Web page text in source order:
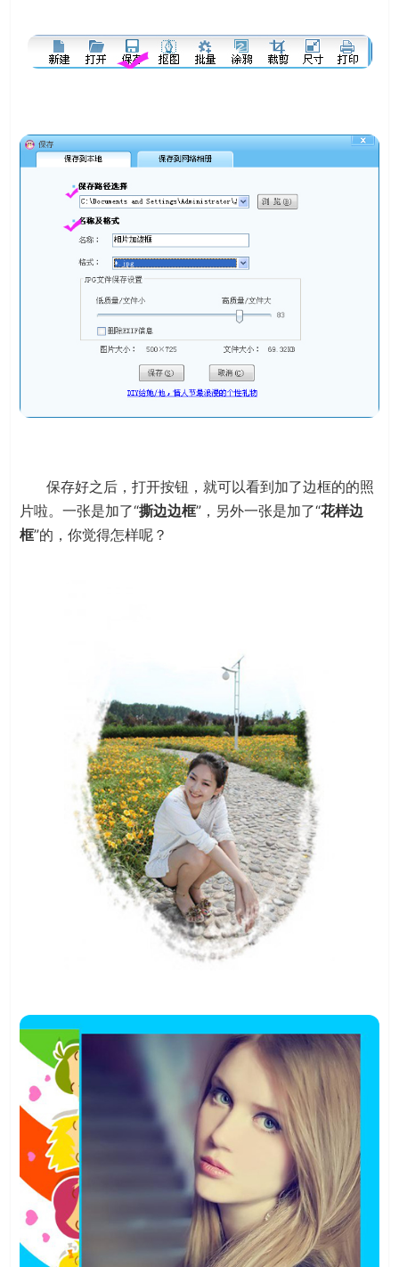
保存好之后，打开按钮，就可以看到加了边框的的照
片啦。一张是加了“撕边边框”，另外一张是加了“花样边
框”的，你觉得怎样呢？